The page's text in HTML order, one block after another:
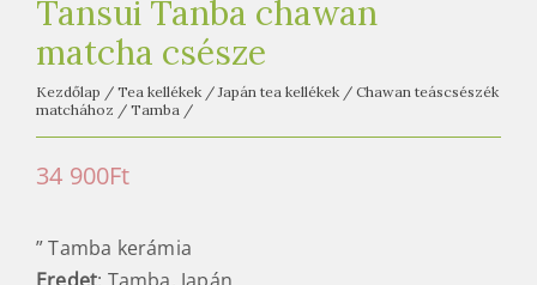
Tansui Tanba chawan
matcha csésze
Kezdőlap / Tea kellékek /Japán tea kellékek / Chawan teáscsészék
matchához / Tamba /
34 900Ft
” Tamba kerámia